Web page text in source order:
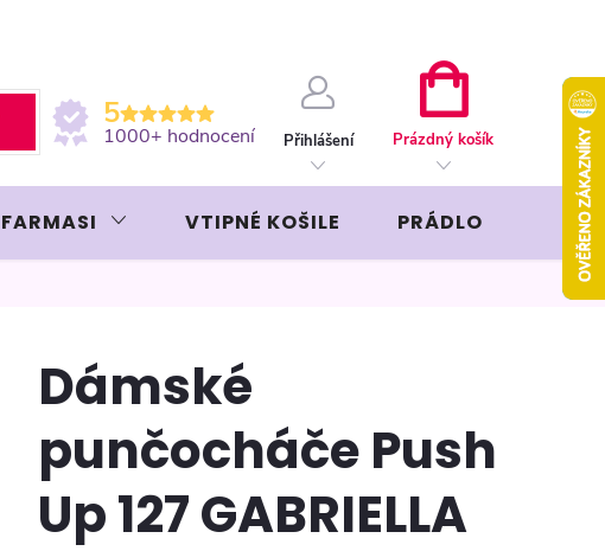
5
1000+ hodnocení Přihlášení
KOŠÍK
Prázdný košík
FARMASI VTIPNÉ KOŠILE PRÁDLO
Dámské
punčocháče Push
Up 127 GABRIELLA